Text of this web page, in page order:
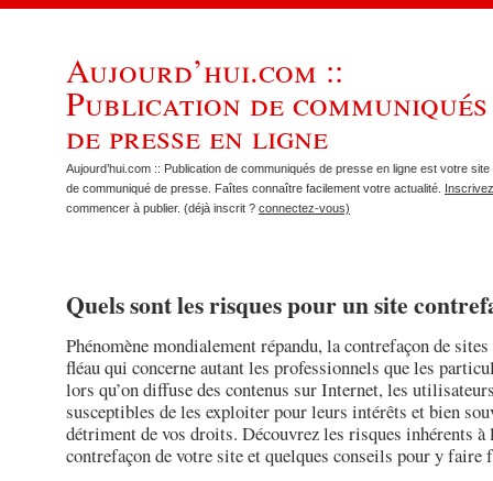
Aujourd’hui.com ::
Publication de communiqués
de presse en ligne
Aujourd’hui.com :: Publication de communiqués de presse en ligne est votre site
de communiqué de presse. Faîtes connaître facilement votre actualité.
commencer à publier. (déjà inscrit ? connectez-vous)
Quels sont les risques pour un site
Phénomène mondialement répandu, la contrefaçon de
fléau qui concerne autant les professionnels que les
lors qu’on diffuse des contenus sur Internet, les
susceptibles de les exploiter pour leurs intérêts et bien
détriment de vos droits. Découvrez les risques inhérents à
contrefaçon de votre site et quelques conseils pour y faire